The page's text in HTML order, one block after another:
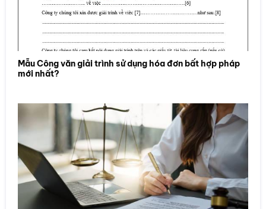
Mẫu Công văn giải trình sử dụng hóa đơn bất hợp pháp
mới nhất?